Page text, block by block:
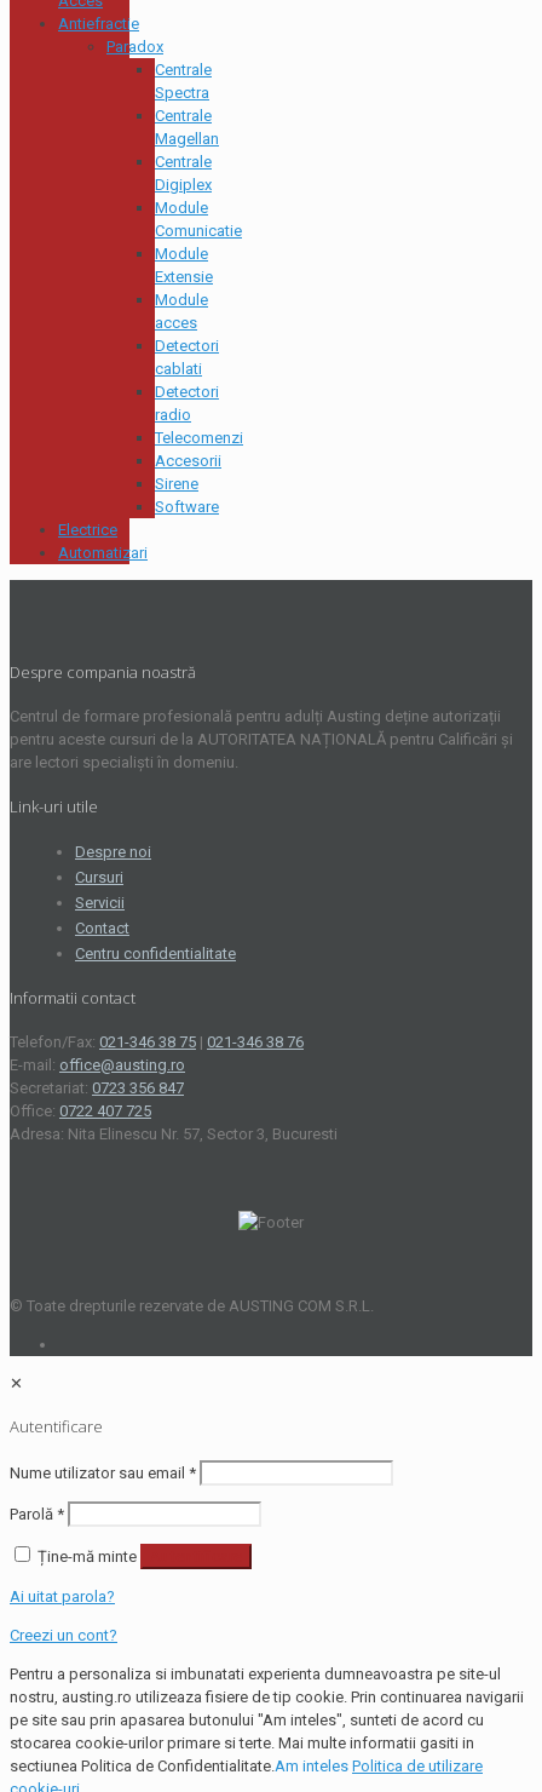
Antiefractie
Paradox
Centrale
Spectra
Centrale
Magellan
Centrale
Digiplex
Module
Comunicatie
Module
Extensie
Module
acces
Detectori
cablati
Detectori
radio
Telecomenzi
Accesorii
Sirene
Software
Electrice
Automatizari
Despre compania noastră
Centrul de formare profesională pentru adulți Austing deține autorizații
pentru aceste cursuri de la AUTORITATEA NAȚIONALĂ pentru Calificări și
are lectori specialiști în domeniu.
Link-uri utile
Despre noi
Cursuri
Servicii
Contact
Centru confidentialitate
Informatii contact
Telefon/Fax: 021-346 38 75 | 021-346 38 76
E-mail: office@austing.ro
Secretariat: 0723 356 847
Office: 0722 407 725
Adresa: Nita Elinescu Nr. 57, Sector 3, Bucuresti
© Toate drepturile rezervate de AUSTING COM S.R.L.
✕
Autentificare
Nume utilizator sau email *
Parolă *
Ține-mă minte
Ai uitat parola?
Creezi un cont?
Pentru a personaliza si imbunatati experienta dumneavoastra pe site-ul
nostru, austing.ro utilizeaza fisiere de tip cookie. Prin continuarea navigarii
pe site sau prin apasarea butonului "Am inteles", sunteti de acord cu
stocarea cookie-urilor primare si terte. Mai multe informatii gasiti in
sectiunea Politica de Confidentialitate. Am inteles Politica de utilizare